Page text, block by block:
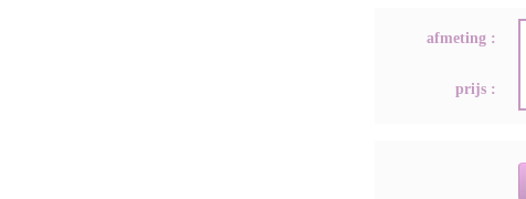
afmeting :
prijs :